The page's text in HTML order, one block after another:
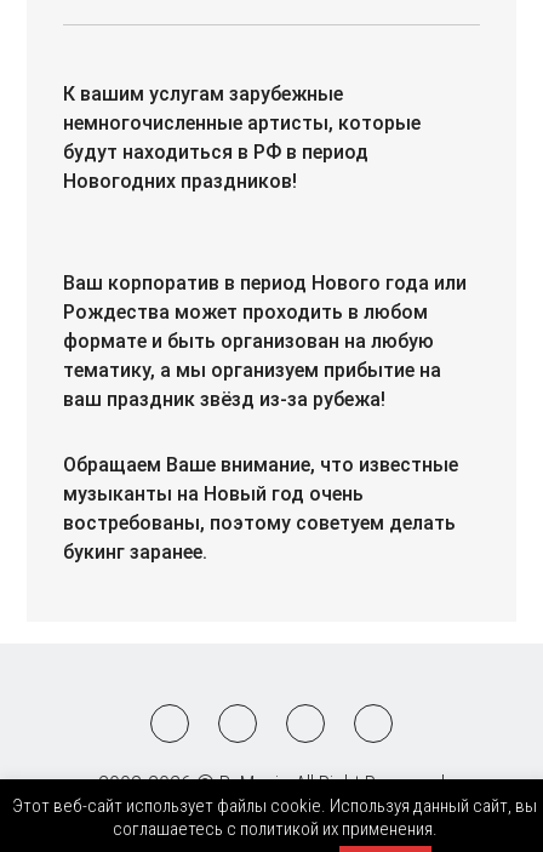
К вашим услугам зарубежные
немногочисленные артисты, которые
будут находиться в РФ в период
Новогодних праздников!
Ваш корпоратив в период Нового года или
Рождества может проходить в любом
формате и быть организован на любую
тематику, а мы организуем прибытие на
ваш праздник звёзд из-за рубежа!
Обращаем Ваше внимание, что известные
музыканты на Новый год очень
востребованы, поэтому советуем делать
букинг заранее.
2008-2026 © BnMusic All Right Reserved
Этот веб-сайт использует файлы cookie. Используя данный сайт, вы
соглашаетесь с политикой их применения.